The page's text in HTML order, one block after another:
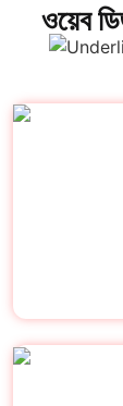
ওয়েব